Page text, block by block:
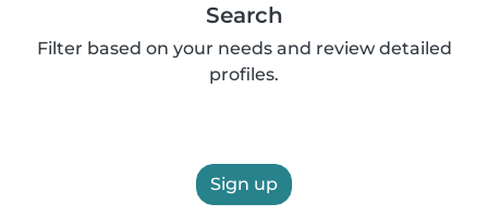
Search
Filter based on your needs and review detailed
profiles.
Sign up